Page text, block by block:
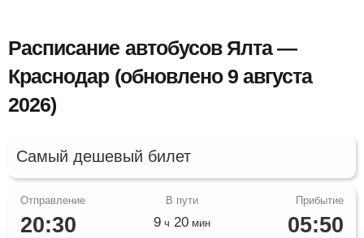
Расписание автобусов Ялта —
Краснодар (обновлено 9 августа
2026)
Самый дешевый билет
20:30 05:50
9 ч 20 мин